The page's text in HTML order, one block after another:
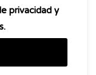
privacidad y